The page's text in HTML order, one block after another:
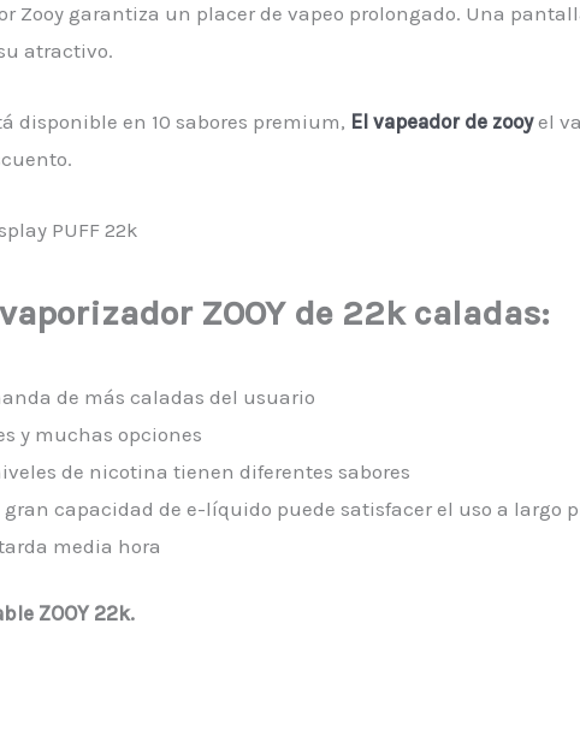
Zooy garantiza un placer de vapeo prolongado. Una
atractivo.
disponible en 10 sabores premium, El vapeador de zooy el
ZOOY de 22k caladas:
de más caladas del usuario
y muchas opciones
de nicotina tienen diferentes sabores
gran capacidad de e-líquido puede satisfacer el uso a largo
media hora
ZOOY 22k.